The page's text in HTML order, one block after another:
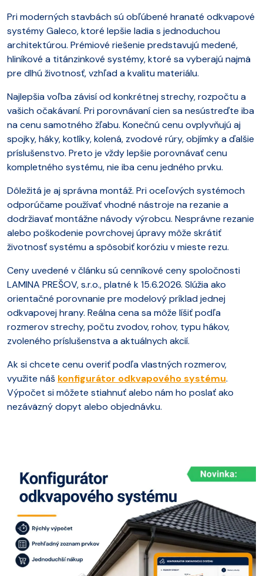
Pri moderných stavbách sú obľúbené hranaté odkvapové
systémy Galeco, ktoré lepšie ladia s jednoduchou
architektúrou. Prémiové riešenie predstavujú medené,
hliníkové a titánzinkové systémy, ktoré sa vyberajú najmä
pre dlhú životnosť, vzhľad a kvalitu materiálu.
Najlepšia voľba závisí od konkrétnej strechy, rozpočtu a
vašich očakávaní. Pri porovnávaní cien sa nesústreďte iba
na cenu samotného žľabu. Konečnú cenu ovplyvňujú aj
spojky, háky, kotlíky, kolená, zvodové rúry, objímky a ďalšie
príslušenstvo. Preto je vždy lepšie porovnávať cenu
kompletného systému, nie iba cenu jedného prvku.
Dôležitá je aj správna montáž. Pri oceľových systémoch
odporúčame používať vhodné nástroje na rezanie a
dodržiavať montážne návody výrobcu. Nesprávne rezanie
alebo poškodenie povrchovej úpravy môže skrátiť
životnosť systému a spôsobiť koróziu v mieste rezu.
Ceny uvedené v článku sú cenníkové ceny spoločnosti
LAMINA PREŠOV, s.r.o., platné k 15.6.2026. Slúžia ako
orientačné porovnanie pre modelový príklad jednej
odkvapovej hrany. Reálna cena sa môže líšiť podľa
rozmerov strechy, počtu zvodov, rohov, typu hákov,
zvoleného príslušenstva a aktuálnych akcií.
Ak si chcete cenu overiť podľa vlastných rozmerov,
využite náš konfigurátor odkvapového systému.
Výpočet si môžete stiahnuť alebo nám ho poslať ako
nezáväzný dopyt alebo objednávku.